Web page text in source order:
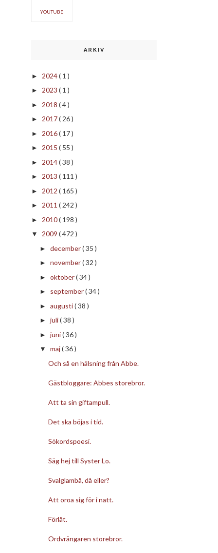
YOUTUBE
ARKIV
► 2024( 1 )
► 2023 ( 1 )
► 2018 ( 4 )
► 2017( 26 )
► 2016( 17 )
► 2015 ( 55 )
► 2014( 38 )
► 2013 ( 111 )
► 2012 ( 165 )
► 2011 ( 242 )
► 2010( 198 )
▼ 2009 ( 472 )
► december( 35 )
► november( 32 )
► oktober( 34 )
► september( 34 )
► augusti( 38 )
► juli( 38 )
► juni( 36 )
▼ maj( 36 )
Och så en hälsning från Abbe.
Gästbloggare: Abbes storebror.
Att ta sin giftampull.
Det ska böjas i tid.
Sökordspoesi.
Säg hej till Syster Lo.
Svalglambå, då eller?
Att oroa sig för i natt.
Förlåt.
Ordvrängaren storebror.